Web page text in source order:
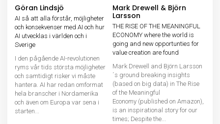
Göran Lindsjö
AI så att alla förstår, möjligheter
och konsekvenser med AI och hur
AI utvecklas i världen och i
Sverige
I den pågående AI-revolutionen
ryms vår tids största möjligheter
och samtidigt risker vi måste
hantera. AI har redan omformat
hela branscher i Nordamerika
och även om Europa var sena i
starten...
Mark Drewell & Björn
Larsson
THE RISE OF THE MEANINGFUL
ECONOMY where the world is
going and new opportunties for
value creation are found
Mark Drewell and Björn Larsson
´s ground breaking insights
(based on big data) in The Rise
of the Meaningful
Economy (published on Amazon),
is an inspirational story for our
times; Despite the...